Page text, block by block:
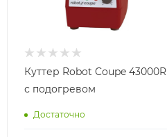
Куттер Robot Coupe 43000R
с подогревом
Достаточно